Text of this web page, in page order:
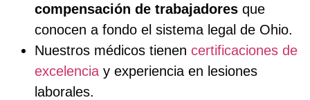
compensación de trabajadores que
conocen a fondo el sistema legal de Ohio.
Nuestros médicos tienen certificaciones de
excelencia y experiencia en lesiones
laborales.